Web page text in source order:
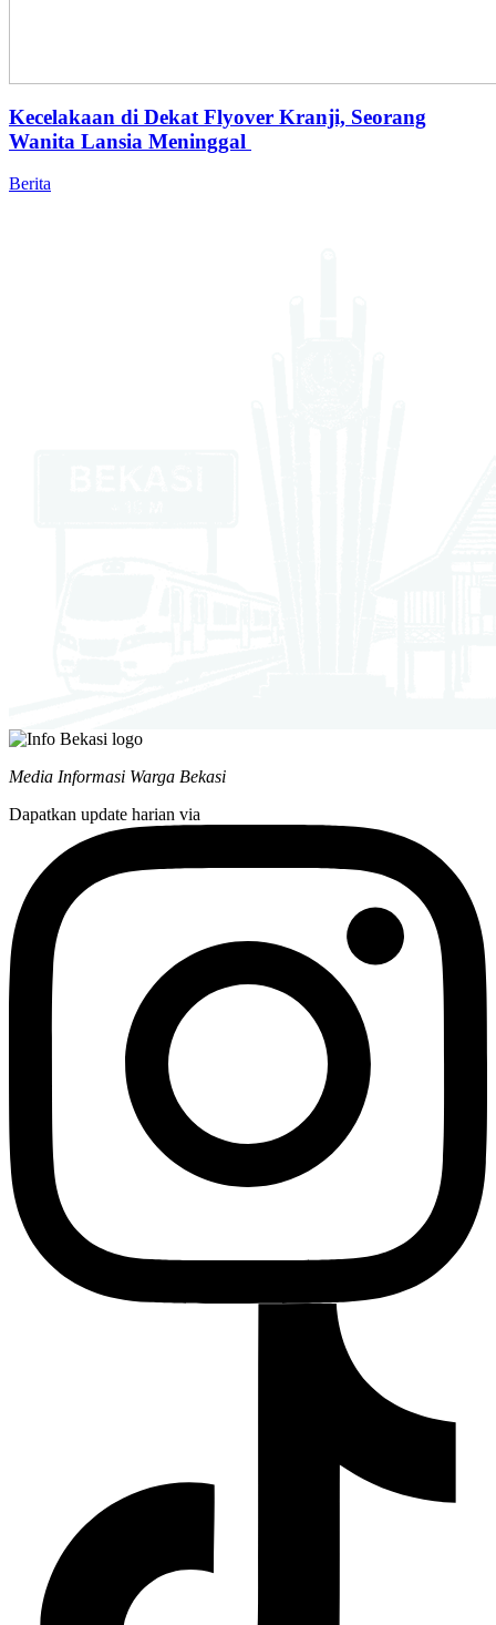
Kecelakaan di Dekat Flyover Kranji, Seorang
Wanita Lansia Meninggal
Berita
Media Informasi Warga Bekasi
Dapatkan update harian via